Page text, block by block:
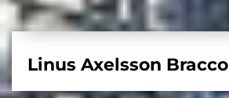
Linus Axelsson Bracco